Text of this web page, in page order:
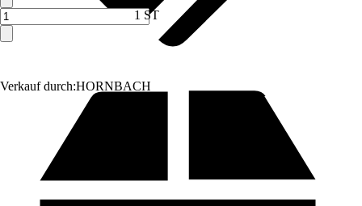
Verkauf durch:HORNBACH
1 ST